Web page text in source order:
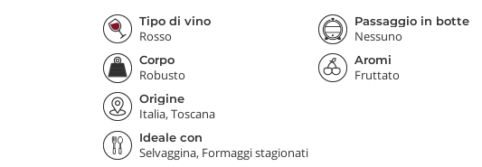
Tipo di vino
Rosso
Passaggio in botte
Nessuno
Corpo
Robusto
Aromi
Fruttato
Origine
Italia, Toscana
Ideale con
Selvaggina, Formaggi stagionati